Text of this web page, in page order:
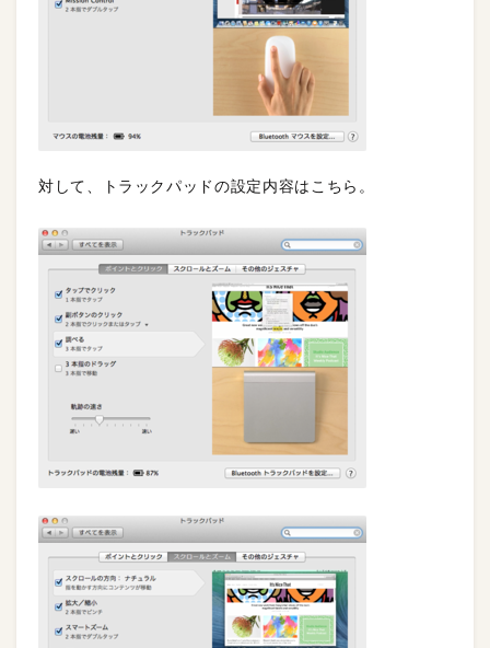
対して、トラックパッドの設定内容はこちら。